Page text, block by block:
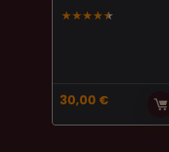
★★★★★
30,00 €